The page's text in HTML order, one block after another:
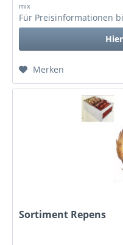
mix
Für Preisinformationen
Merken
Sortiment Repens